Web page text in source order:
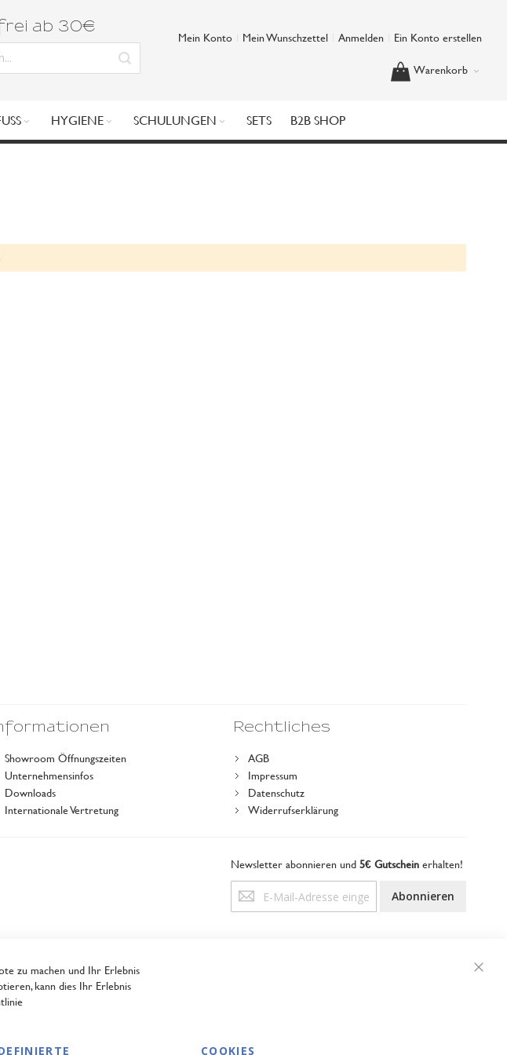
ab 30€
Mein Konto Mein Wunschzettel Anmelden
Ein Konto erstellen
Warenkorb
HYGIENE SCHULUNGEN SETS B2B SHOP
Showroom Öffnungszeiten
Unternehmensinfos
Downloads
Internationale Vertretung
Rechtliches
AGB
Impressum
Datenschutz
Widerrufserklärung
Newsletter abonnieren und5€ Gutscheinerhalten!
Anmeldung
zum
Abonnieren
zu machen und Ihr Erlebnis
kann dies Ihr Erlebnis
COOKIES